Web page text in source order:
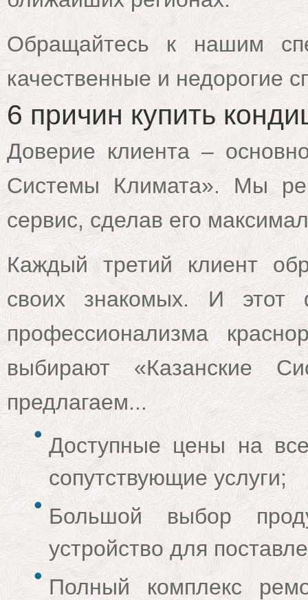
Обращайтесь к нашим
качественные и недорогие
6 причин купить
Доверие клиента –
Системы Климата». Мы
сервис, сделав его
Каждый третий клиент
своих знакомых. И этот
профессионализма
выбирают «Казанские
предлагаем...
Доступные цены на
сопутствующие услуги;
Большой выбор
устройство для
Полный комплекс